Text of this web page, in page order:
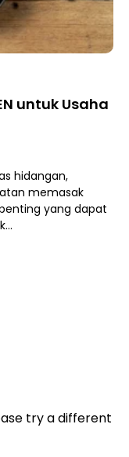
untuk Usaha
hidangan,
memasak
yang dapat
try a different